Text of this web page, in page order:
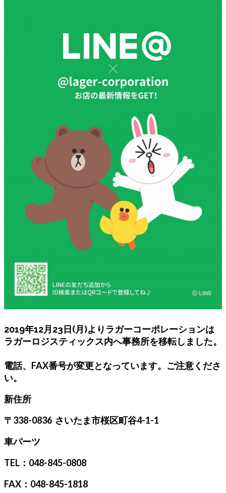
2019年12月23日(月)よりラガーコーポレーションは
ラガーロジスティックス内へ事務所を移転しました。
電話、FAX番号が変更となっています。ご注意くださ
い。
新住所
〒338-0836 さいたま市桜区町谷4-1-1
車パーツ
TEL：048-845-0808
FAX：048-845-1818